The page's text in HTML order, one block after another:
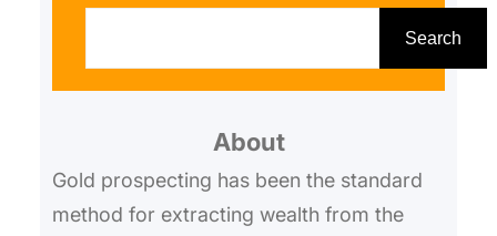
h
Search
About
Gold prospecting has been the standard
method for extracting wealth from the